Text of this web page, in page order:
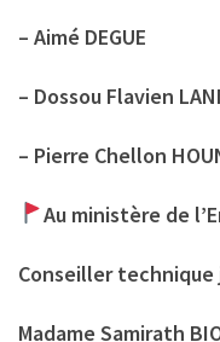
– Aimé DEGUE
– Dossou Flavien
– Pierre Chellon
Au ministère de
Conseiller technique
Madame Samirath